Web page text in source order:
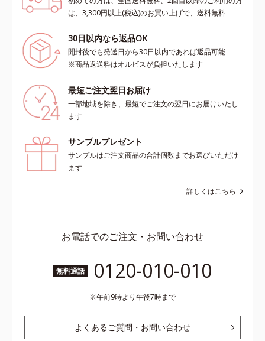
は、3,300円以上(税込)のお買い上げで、送料無料
30日以内なら返品OK
開封後でも発送日から30日以内であれば返品可能
※商品返送料はオルビスが負担いたします
最短ご注文翌日お届け
一部地域を除き、最短でご注文の翌日にお届けいたし
ます
サンプルプレゼント
サンプルはご注文商品の合計個数までお選びいただけ
ます
詳しくはこちら
お電話でのご注文・お問い合わせ
無料通話 0120-010-010
午前9時より午後7時まで
よくあるご質問・お問い合わせ